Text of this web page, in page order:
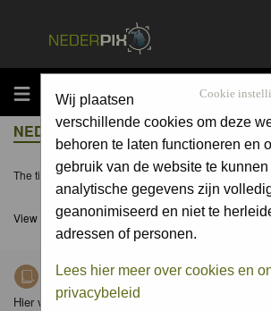
MENU Cookie
Wij plaatsen
verschillende cookies om deze
behoren te laten functioneren en
gebruik van de website te
analytische gegevens zijn
geanonimiseerd en niet te
adressen of personen.
Lees hier meer over cookies en
privacybeleid
NEDERPIX.NL FORUM INDEX
The time now is Sat 08 Aug 2026, 6:10
View unanswered posts
Richtlijnen voor Nederpix
Hier vind je de criteria waaraan foto's in de